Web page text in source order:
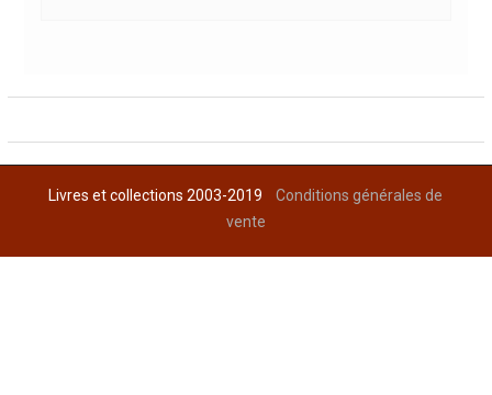
Livres et collections 2003-2019Conditions générales de
vente